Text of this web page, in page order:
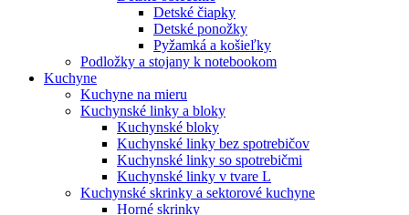
Detské čiapky
Detské ponožky
Pyžamká a košieľky
Podložky a stojany k notebookom
Kuchyne
Kuchyne na mieru
Kuchynské linky a bloky
Kuchynské bloky
Kuchynské linky bez spotrebičov
Kuchynské linky so spotrebičmi
Kuchynské linky v tvare L
Kuchynské skrinky a sektorové kuchyne
Horné skrinky